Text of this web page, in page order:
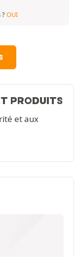
?OUI
PRODUITS
et aux